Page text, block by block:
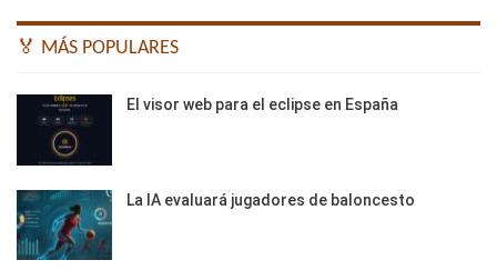
🏅 MÁS POPULARES
El visor web para el eclipse en España
La IA evaluará jugadores de baloncesto